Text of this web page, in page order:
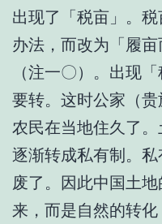
出现了「税亩」。
办法，而改为「履
（注一〇）。出现
要转。这时公家（
农民在当地住久了
逐渐转成私有制。
废了。因此中国土
来，而是自然的转